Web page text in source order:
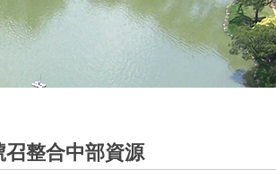
召整合中部資源